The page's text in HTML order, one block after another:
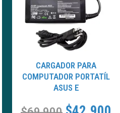
CARGADOR PARA
COMPUTADOR PORTATÍL
ASUS E